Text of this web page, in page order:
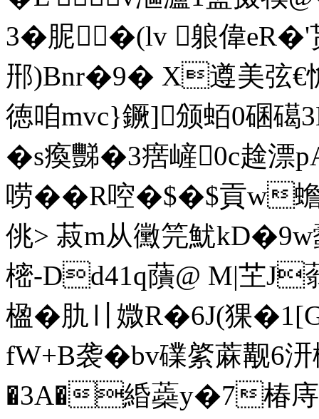
3�胒�(lv 躴偉eR�'
郉)Bnr�9� X遵美弦€
徳咱mvc}鐝]颁蛨0 碅
�s瘓豒�3瘔嵼0c趛
唠� �R啌�$�$貢w
佻> 菽m从黴 笎魷
樒-Dd41q藬@ M|芏J
楹�肍〢媺R�6J(猓
fW+B袭�bv礏綮蔴觏6
�3A�緍蘃y�7椿庤